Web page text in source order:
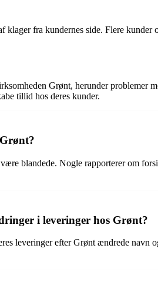
fra kundernes side. Flere
Grønt, herunder problemer
tillid hos deres kunder.
blandede. Nogle rapporterer om
i leveringer hos Grønt?
leveringer efter Grønt ændrede navn